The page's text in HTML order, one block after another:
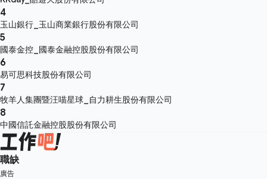
4
玉山銀行_玉山商業銀行股份有限公司
5
國泰金控_國泰金融控股股份有限公司
6
易可思科技股份有限公司
7
牧羊人集團暨汪喵星球_自力耕生股份有限公司
8
中國信託金融控股股份有限公司
職缺
廣告